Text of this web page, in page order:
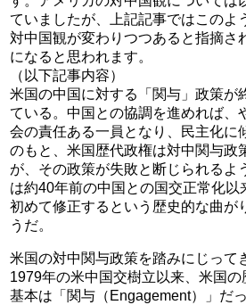
ていましたが、上記記事ではこのよ
対中国観が変わりつつあると指摘さ
になると思われます。
（以下記事内容）
米国の中国に対する「関与」政策が
ている。中国との協調を進めれば、
会の責任ある一員となり、民主化に
のもと、米国歴代政権は対中関与政
が、その政策が失敗と断じられるよ
は約40年前の中国との国交正常化以
初めて修正するという歴史的な曲が
うだ。
米国の対中関与政策を踏みにじって
1979年の米中国交樹立以来、米国
基本は「関与（Engagement）」だ